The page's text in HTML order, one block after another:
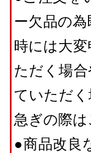
ー欠品の
時には大
ただく場
ていただ
急ぎの際
●商品改良